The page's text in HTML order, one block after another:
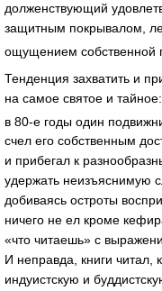
долженствующий
защитным покрывалом,
ощущением собственной
Тенденция захватить и
на самое святое и
в 80‑е годы один
счел его собственным
и прибегал к
удержать неизъяснимую
добиваясь остроты
ничего не ел кроме
«что читаешь» с
И неправда, книги
индуистскую и